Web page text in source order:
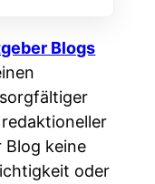
Blogs
Blog keine
oder